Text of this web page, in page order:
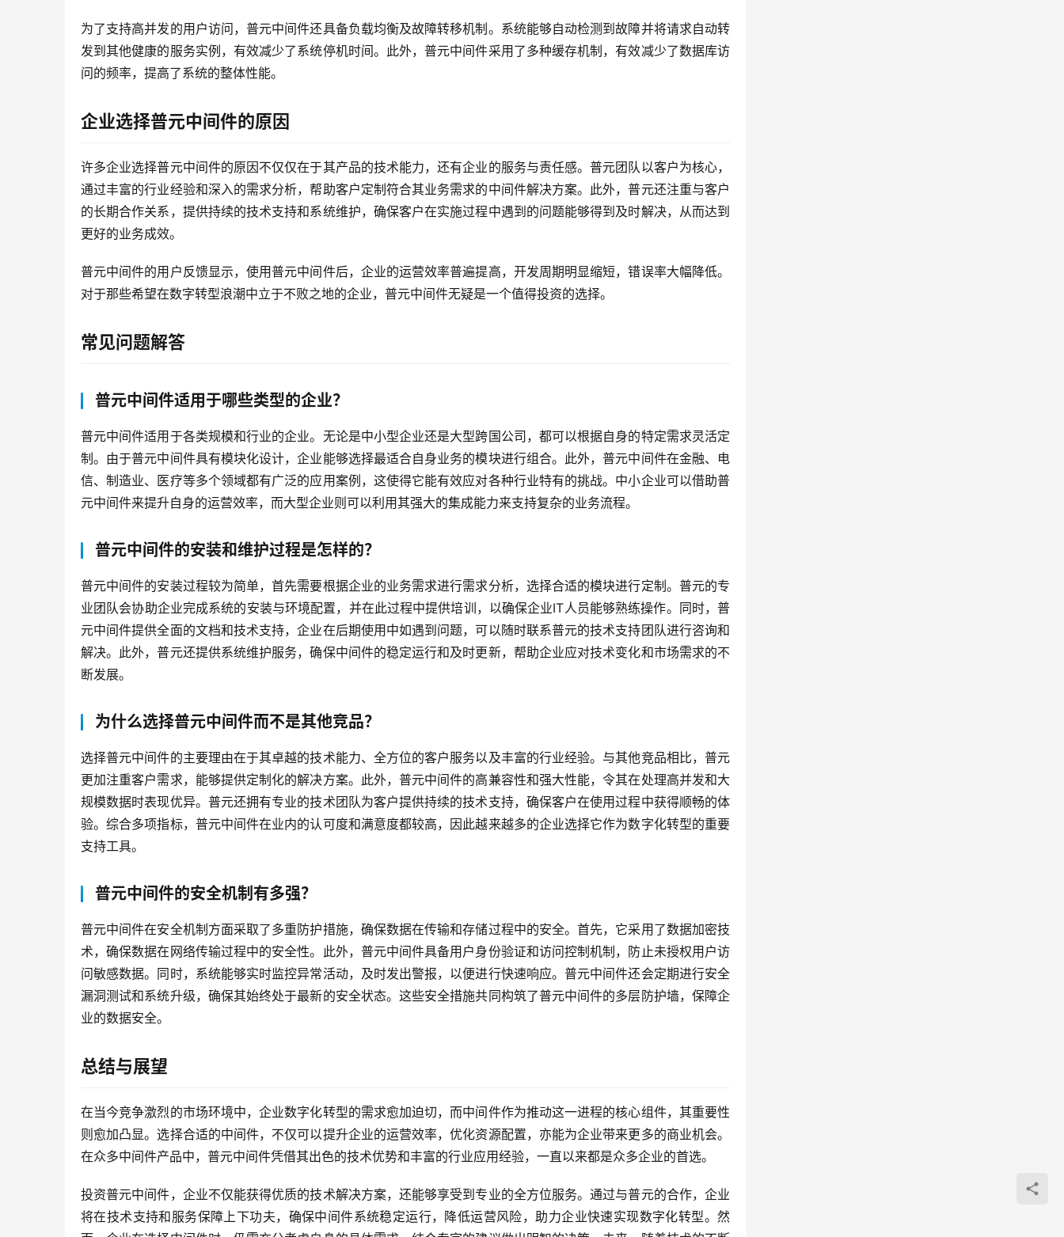
为了支持高并发的用户访问，普元中间件还具备负载均衡及故障转移机制。系统能够自动检测到故障并将请求自动转
发到其他健康的服务实例，有效减少了系统停机时间。此外，普元中间件采用了多种缓存机制，有效减少了数据库访
问的频率，提高了系统的整体性能。
企业选择普元中间件的原因
许多企业选择普元中间件的原因不仅仅在于其产品的技术能力，还有企业的服务与责任感。普元团队以客户为核心，
通过丰富的行业经验和深入的需求分析，帮助客户定制符合其业务需求的中间件解决方案。此外，普元还注重与客户
的长期合作关系，提供持续的技术支持和系统维护，确保客户在实施过程中遇到的问题能够得到及时解决，从而达到
更好的业务成效。
普元中间件的用户反馈显示，使用普元中间件后，企业的运营效率普遍提高，开发周期明显缩短，错误率大幅降低。
对于那些希望在数字转型浪潮中立于不败之地的企业，普元中间件无疑是一个值得投资的选择。
常见问题解答
普元中间件适用于哪些类型的企业？
普元中间件适用于各类规模和行业的企业。无论是中小型企业还是大型跨国公司，都可以根据自身的特定需求灵活定
制。由于普元中间件具有模块化设计，企业能够选择最适合自身业务的模块进行组合。此外，普元中间件在金融、电
信、制造业、医疗等多个领域都有广泛的应用案例，这使得它能有效应对各种行业特有的挑战。中小企业可以借助普
元中间件来提升自身的运营效率，而大型企业则可以利用其强大的集成能力来支持复杂的业务流程。
普元中间件的安装和维护过程是怎样的？
普元中间件的安装过程较为简单，首先需要根据企业的业务需求进行需求分析，选择合适的模块进行定制。普元的专
业团队会协助企业完成系统的安装与环境配置，并在此过程中提供培训，以确保企业IT人员能够熟练操作。同时，普
元中间件提供全面的文档和技术支持，企业在后期使用中如遇到问题，可以随时联系普元的技术支持团队进行咨询和
解决。此外，普元还提供系统维护服务，确保中间件的稳定运行和及时更新，帮助企业应对技术变化和市场需求的不
断发展。
为什么选择普元中间件而不是其他竞品？
选择普元中间件的主要理由在于其卓越的技术能力、全方位的客户服务以及丰富的行业经验。与其他竞品相比，普元
更加注重客户需求，能够提供定制化的解决方案。此外，普元中间件的高兼容性和强大性能，令其在处理高并发和大
规模数据时表现优异。普元还拥有专业的技术团队为客户提供持续的技术支持，确保客户在使用过程中获得顺畅的体
验。综合多项指标，普元中间件在业内的认可度和满意度都较高，因此越来越多的企业选择它作为数字化转型的重要
支持工具。
普元中间件的安全机制有多强？
普元中间件在安全机制方面采取了多重防护措施，确保数据在传输和存储过程中的安全。首先，它采用了数据加密技
术，确保数据在网络传输过程中的安全性。此外，普元中间件具备用户身份验证和访问控制机制，防止未授权用户访
问敏感数据。同时，系统能够实时监控异常活动，及时发出警报，以便进行快速响应。普元中间件还会定期进行安全
漏洞测试和系统升级，确保其始终处于最新的安全状态。这些安全措施共同构筑了普元中间件的多层防护墙，保障企
业的数据安全。
总结与展望
在当今竞争激烈的市场环境中，企业数字化转型的需求愈加迫切，而中间件作为推动这一进程的核心组件，其重要性
则愈加凸显。选择合适的中间件，不仅可以提升企业的运营效率，优化资源配置，亦能为企业带来更多的商业机会。
在众多中间件产品中，普元中间件凭借其出色的技术优势和丰富的行业应用经验，一直以来都是众多企业的首选。
投资普元中间件，企业不仅能获得优质的技术解决方案，还能够享受到专业的全方位服务。通过与普元的合作，企业
将在技术支持和服务保障上下功夫，确保中间件系统稳定运行，降低运营风险，助力企业快速实现数字化转型。然